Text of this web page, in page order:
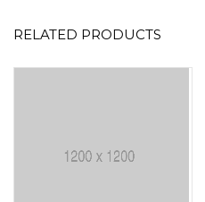
RELATED PRODUCTS